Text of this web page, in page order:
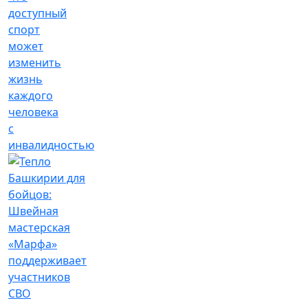
доступный
спорт
может
изменить
жизнь
каждого
человека
с
инвалидностью